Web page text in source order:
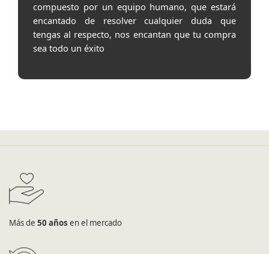
compuesto por un equipo humano, que estará
encantado de resolver cualquier duda que
tengas al respecto, nos encantan que tu compra
sea todo un éxito
Más de 50 años en el mercado